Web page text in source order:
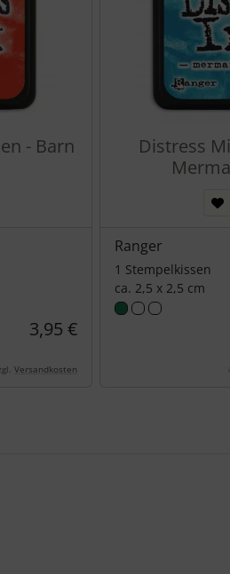
- Barn
3,95 €
Versandkosten
Distress
Ranger
1 Stempelkissen
ca. 2,5 x 2,5 cm